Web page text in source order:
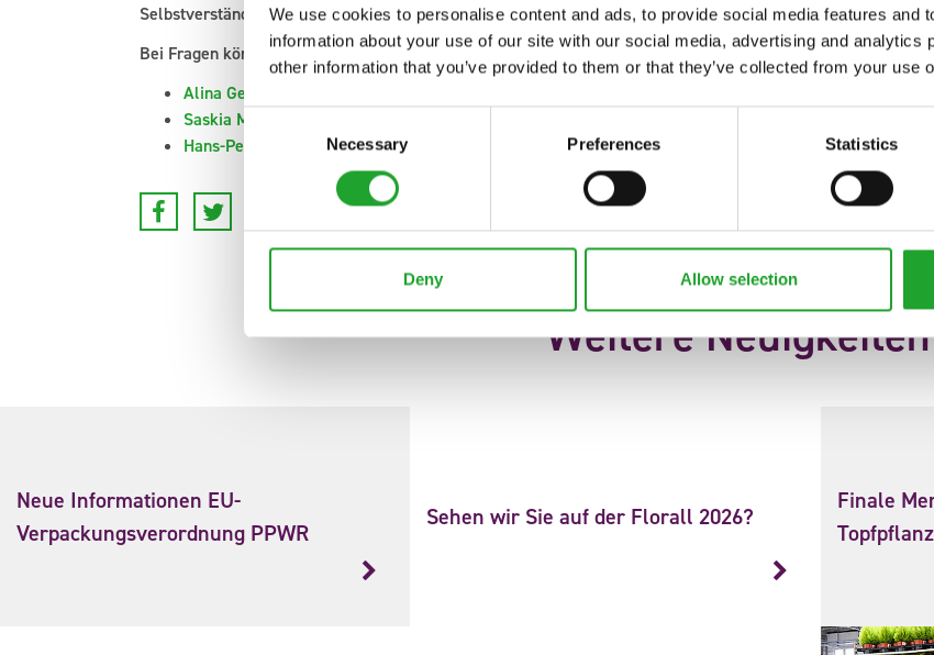
We use cookies to personalise content and ads, to provide social media features and
information about your use of our site with our social media, advertising and analytics
other information that you’ve provided to them or that they’ve collected from your use
Consent
Necessary Preferences Statistics
Deny Allow selection
Selbstverständlich informieren wir alle Beteiligten rechtzeitig darüber.
Bei Fragen können Sie sich gerne jederzeit an das Team der Veiling Rhein-Maas wenden:
Alina Genent
Saskia Meyer
Hans-Peter Riskes
Weitere Neuigkeiten
Neue Informationen EU-
Verpackungsverordnung PPWR
Sehen wir Sie auf der Florall 2026?
Finale